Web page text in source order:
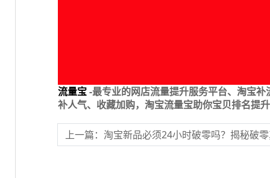
流量宝-最专业的网店流量提升服务平台、淘宝
补人气、收藏加购，淘宝流量宝助你宝贝排名提
上一篇：淘宝新品必须24小时破零吗？揭秘破